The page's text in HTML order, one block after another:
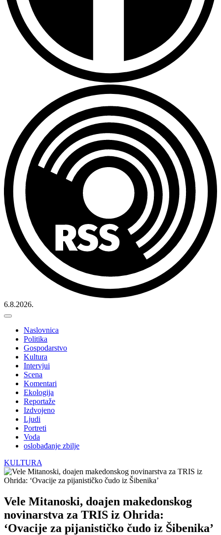
6.8.2026.
Naslovnica
Politika
Gospodarstvo
Kultura
Intervjui
Scena
Komentari
Ekologija
Reportaže
Izdvojeno
Ljudi
Portreti
Voda
oslobađanje zbilje
KULTURA
Vele Mitanoski, doajen makedonskog
novinarstva za TRIS iz Ohrida:
‘Ovacije za pijanističko čudo iz Šibenika’